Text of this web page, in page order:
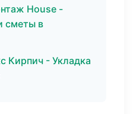
House -
сметы в
Кирпич - Укладка